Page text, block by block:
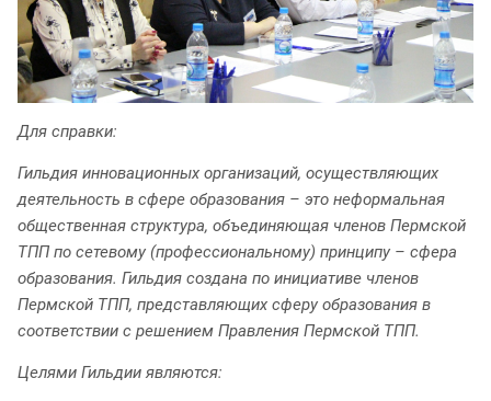
Для справки:
Гильдия инновационных организаций, осуществляющих
деятельность в сфере образования – это неформальная
общественная структура, объединяющая членов Пермской
ТПП по сетевому (профессиональному) принципу – сфера
образования. Гильдия создана по инициативе членов
Пермской ТПП, представляющих сферу образования в
соответствии с решением Правления Пермской ТПП.
Целями Гильдии являются: